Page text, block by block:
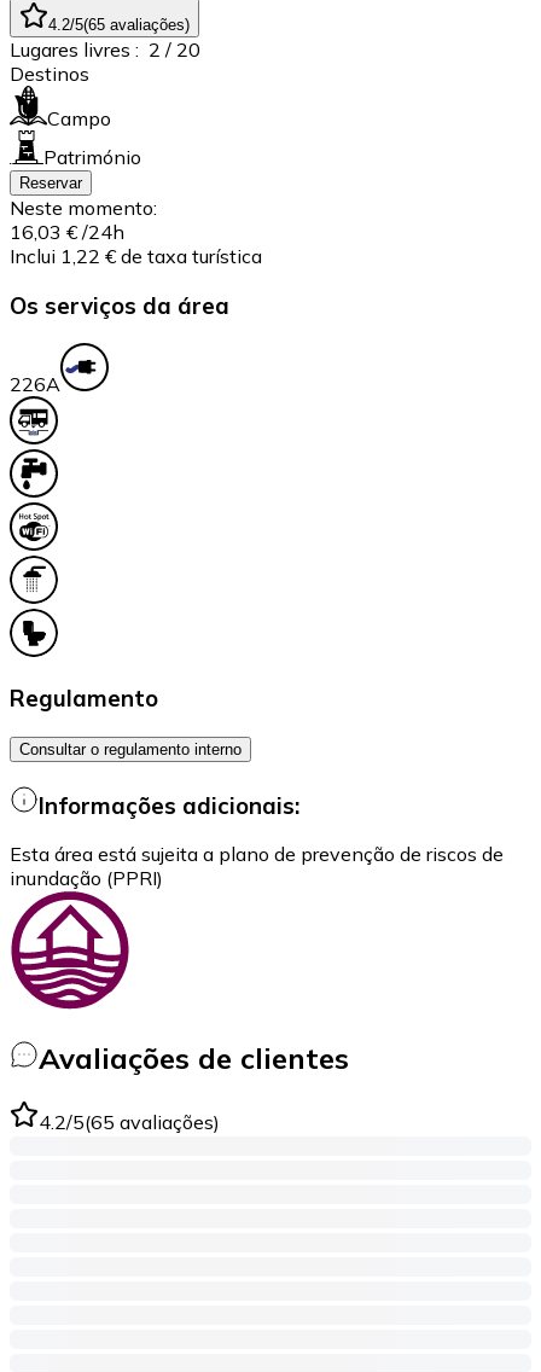
4.2/5(65 avaliações)
Lugares livres : 2 / 20
Destinos
Campo
Património
Reservar
Neste momento:
16,03 € /24h
Inclui 1,22 € de taxa turística
Os serviços da área
226A
Regulamento
Consultar o regulamento interno
Informações adicionais:
Esta área está sujeita a plano de prevenção de riscos de
inundação (PPRI)
Avaliações de clientes
4.2/5(65 avaliações)